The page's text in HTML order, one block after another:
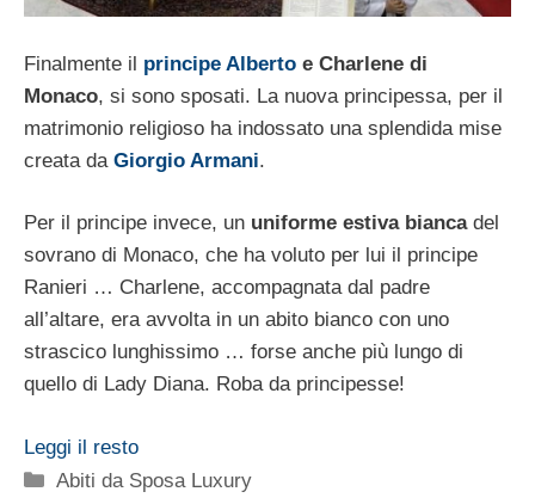
Finalmente il principe Alberto e Charlene di
Monaco, si sono sposati. La nuova principessa, per il
matrimonio religioso ha indossato una splendida mise
creata da Giorgio Armani.
Per il principe invece, un uniforme estiva biancadel
sovrano di Monaco, che ha voluto per lui il principe
Ranieri … Charlene, accompagnata dal padre
all’altare, era avvolta in un abito bianco con uno
strascico lunghissimo … forse anche più lungo di
quello di Lady Diana. Roba da principesse!
Leggi il resto
Categorie
Abiti da Sposa Luxury